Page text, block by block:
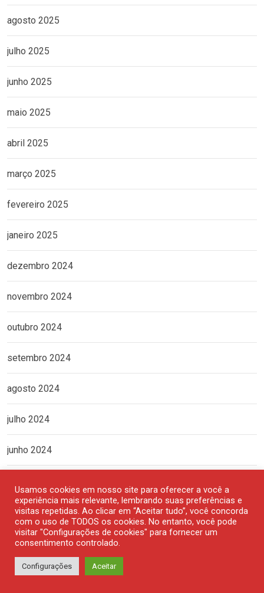
agosto 2025
julho 2025
junho 2025
maio 2025
abril 2025
março 2025
fevereiro 2025
janeiro 2025
dezembro 2024
novembro 2024
outubro 2024
setembro 2024
agosto 2024
julho 2024
junho 2024
abril 2024
março 2024
fevereiro 2024
Usamos cookies em nosso site para oferecer a você a
experiência mais relevante, lembrando suas preferências e
visitas repetidas. Ao clicar em “Aceitar tudo”, você concorda
com o uso de TODOS os cookies. No entanto, você pode
visitar "Configurações de cookies" para fornecer um
consentimento controlado.
Configurações Aceitar